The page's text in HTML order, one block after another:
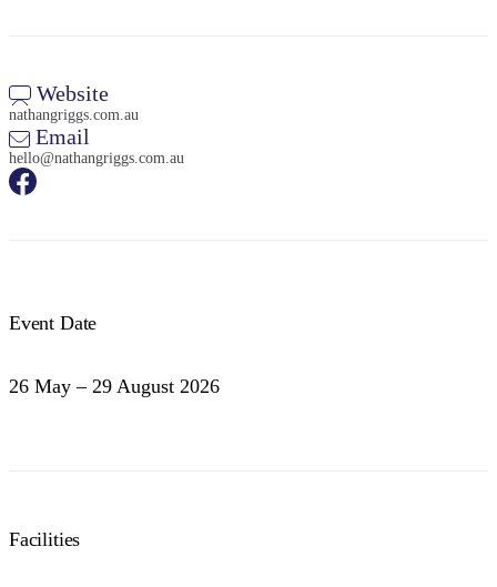
Website
nathangriggs.com.au
Email
hello@nathangriggs.com.au
Event Date
26 May – 29 August 2026
Facilities